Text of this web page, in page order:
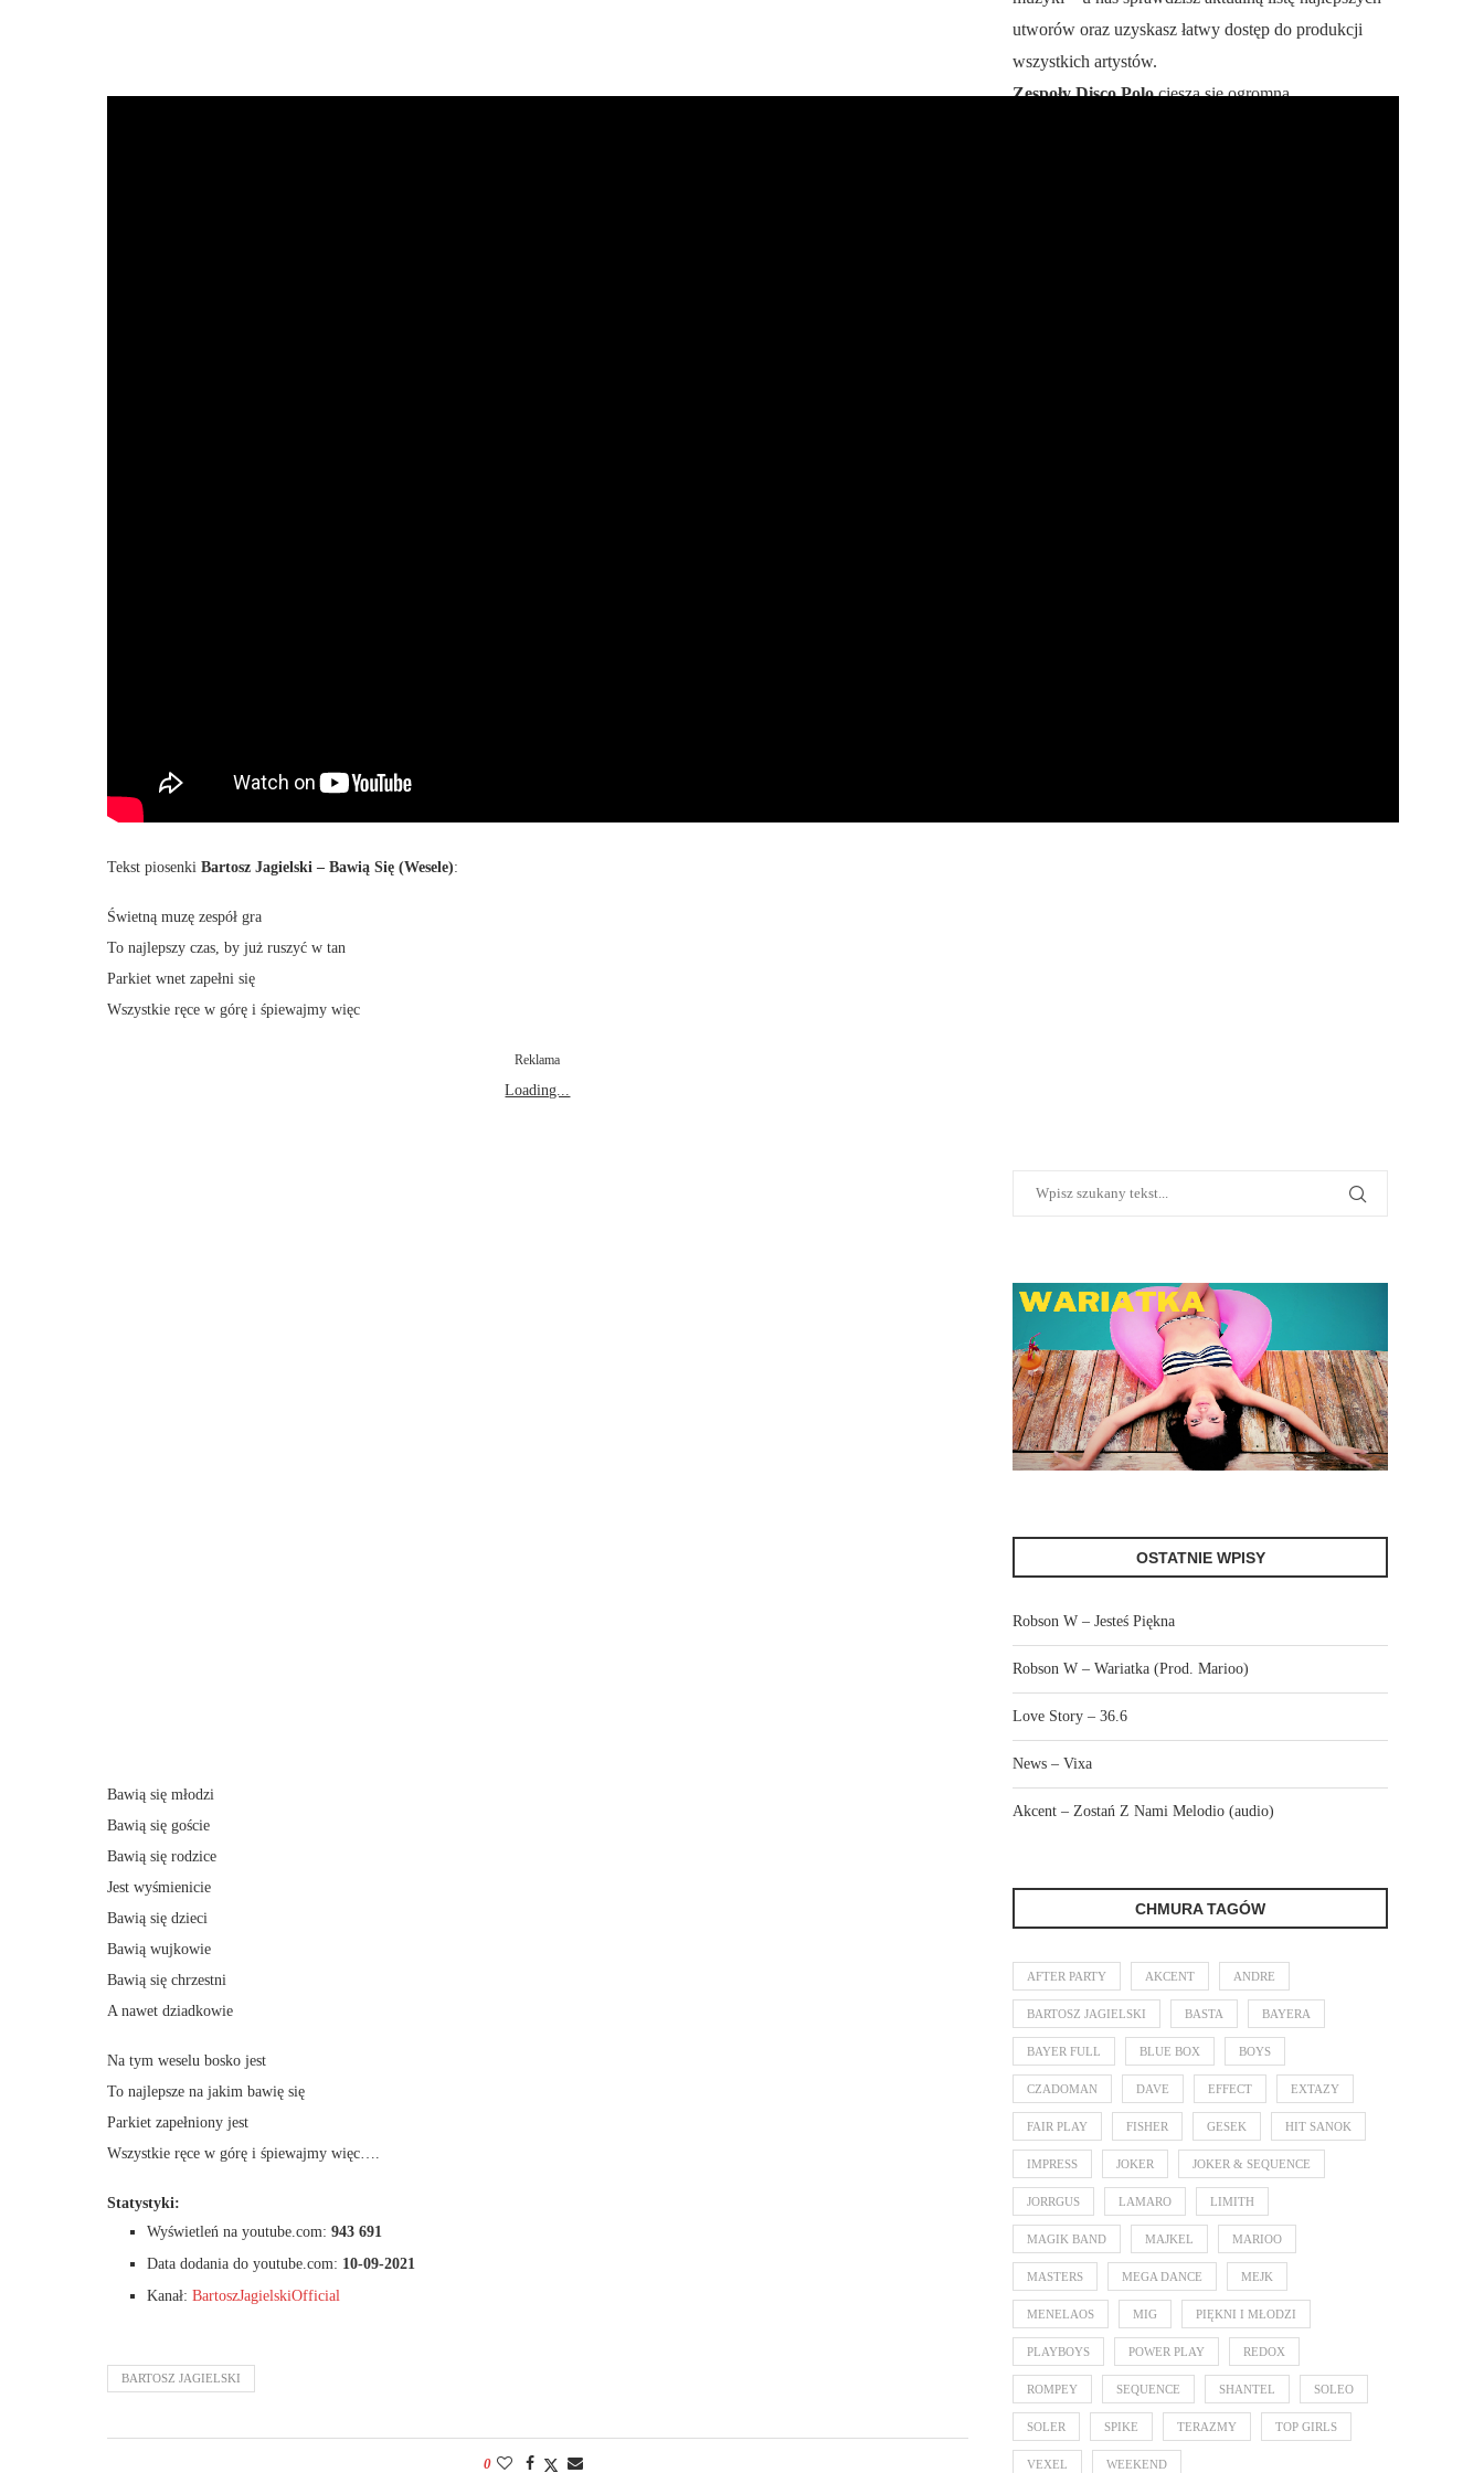
Tekst piosenki Bartosz Jagielski – Bawią Się (Wesele):
Świetną muzę zespół gra
To najlepszy czas, by już ruszyć w tan
Parkiet wnet zapełni się
Wszystkie ręce w górę i śpiewajmy więc
Reklama
Loading...
Bawią się młodzi
Bawią się goście
Bawią się rodzice
Jest wyśmienicie
Bawią się dzieci
Bawią wujkowie
Bawią się chrzestni
A nawet dziadkowie
Na tym weselu bosko jest
To najlepsze na jakim bawię się
Parkiet zapełniony jest
Wszystkie ręce w górę i śpiewajmy więc….
Statystyki:
Wyświetleń na youtube.com: 943 691
Data dodania do youtube.com: 10-09-2021
Kanał: BartoszJagielskiOfficial
BARTOSZ JAGIELSKI
0
utworów oraz uzyskasz łatwy dostęp do produkcji
wszystkich artystów.
Zespoły Disco Polocieszą się ogromną
OSTATNIE WPISY
Robson W – Jesteś Piękna
Robson W – Wariatka (Prod. Marioo)
Love Story – 36.6
News – Vixa
Akcent – Zostań Z Nami Melodio (audio)
CHMURA TAGÓW
AFTER PARTY AKCENT ANDRE
BARTOSZ JAGIELSKI BASTA BAYERA
BAYER FULL BLUE BOX BOYS
CZADOMAN DAVE EFFECT EXTAZY
FAIR PLAY FISHER GESEK HIT SANOK
IMPRESS JOKER JOKER & SEQUENCE
JORRGUS LAMARO LIMITH
MAGIK BAND MAJKEL MARIOO
MASTERS MEGA DANCE MEJK
MENELAOS MIG PIĘKNI I MŁODZI
PLAYBOYS POWER PLAY REDOX
ROMPEY SEQUENCE SHANTEL SOLEO
SOLER SPIKE TERAZMY TOP GIRLS
VEXEL WEEKEND